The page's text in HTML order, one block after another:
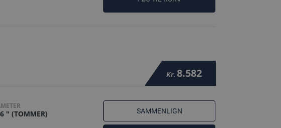
Kr. 8.582
" (TOMMER) SAMMENLIGN